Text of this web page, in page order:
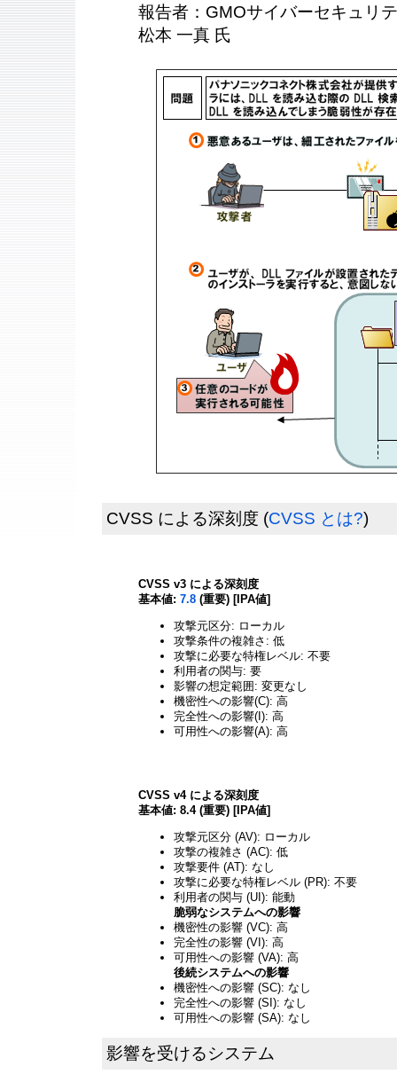
報告者：GMOサイバーセキュリ
松本 一真 氏
CVSS による深刻度 (CVSS とは?)
CVSS v3 による深刻度
基本値: 7.8 (重要) [IPA値]
攻撃元区分: ローカル
攻撃条件の複雑さ: 低
攻撃に必要な特権レベル: 不要
利用者の関与: 要
影響の想定範囲: 変更なし
機密性への影響(C): 高
完全性への影響(I): 高
可用性への影響(A): 高
CVSS v4 による深刻度
基本値: 8.4 (重要) [IPA値]
攻撃元区分 (AV): ローカル
攻撃の複雑さ (AC): 低
攻撃要件 (AT): なし
攻撃に必要な特権レベル (PR): 不要
利用者の関与 (UI): 能動
脆弱なシステムへの影響
機密性の影響 (VC): 高
完全性の影響 (VI): 高
可用性への影響 (VA): 高
後続システムへの影響
機密性への影響 (SC): なし
完全性への影響 (SI): なし
可用性への影響 (SA): なし
影響を受けるシステム